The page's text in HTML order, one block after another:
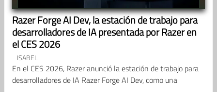
Razer Forge AI Dev, la estación de trabajo para
desarrolladores de IA presentada por Razer en
el CES 2026
ISABEL
En el CES 2026, Razer anunció la estación de trabajo para
desarrolladores de IA Razer Forge AI Dev, como una